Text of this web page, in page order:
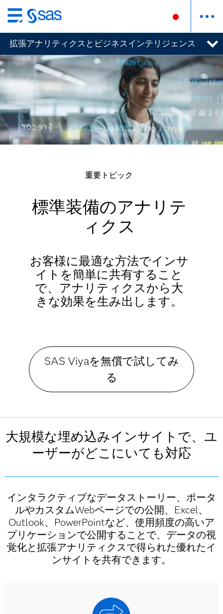
Skip
to
main
content
拡張アナリティクスとビジネスインテリジェンス
重要トピック
標準装備のアナリテ
ィクス
お客様に最適な方法でインサ
イトを簡単に共有すること
で、アナリティクスから大
きな効果を生み出します。
SAS Viyaを無償で試してみ
る
大規模な埋め込みインサイトで、ユ
ーザーがどこにいても対応
インタラクティブなデータストーリー、ポータ
ルやカスタムWebページでの公開、Excel、
Outlook、PowerPointなど、使用頻度の高いア
プリケーションで公開することで、データの視
覚化と拡張アナリティクスで得られた優れたイ
ンサイトを共有できます。